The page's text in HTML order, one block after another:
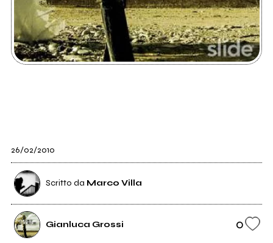
26/02/2010
Scritto da Marco Villa
Gianluca Grossi 0